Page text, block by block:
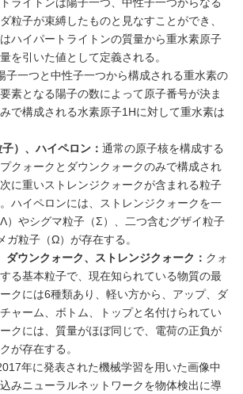
ライトンは陽子一つ、中性子一つからなる
粒子が束縛したものと見なすことができ、
ハイパートライトンの質量から重水素原子
を引いた値として定義される。
子一つと中性子一つから構成される重水素の
素となる陽子の数によって原子番号が決ま
で構成される水素原子1Hに対して重水素は
）、ハイペロン： 通常の原子核を構成する
クォークとダウンクォークのみで構成され
に重いストレンジクォークが含まれる粒子
ハイペロンには、ストレンジクォークを一
）やシグマ粒子（Σ）、二つ含むグザイ粒子
ガ粒子（Ω）が存在する。
ダウンクォーク、ストレンジクォーク： クォ
る基本粒子で、現在知られている物質の最
クには6種類あり、軽い方から、アップ、ダ
ャーム、ボトム、トップと名付けられてい
クには、質量がほぼ同じで、電荷の正負が
が存在する。
年に発表された機械学習を用いた画像中
みニューラルネットワークを物体検出に導